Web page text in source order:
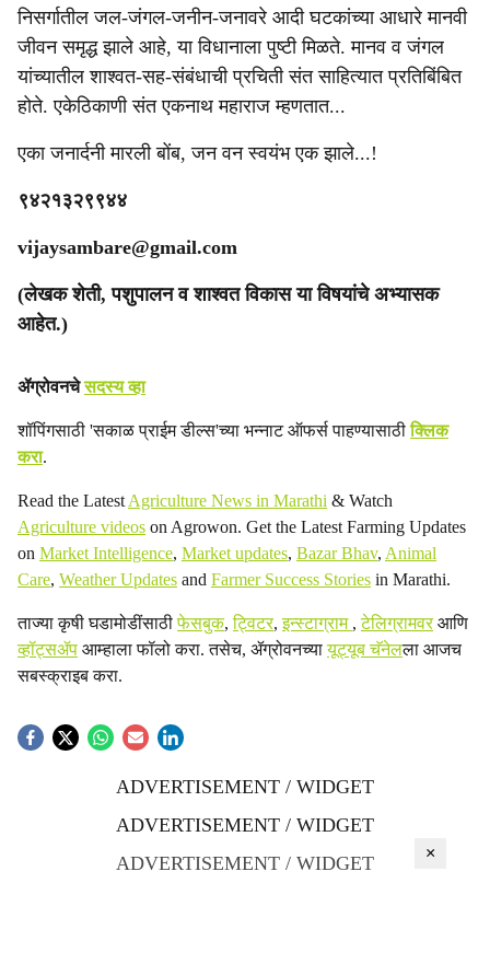
निसर्गातील जल-जंगल-जनीन-जनावरे आदी घटकांच्या आधारे मानवी
जीवन समृद्ध झाले आहे, या विधानाला पुष्टी मिळते. मानव व जंगल
यांच्यातील शाश्वत-सह-संबंधाची प्रचिती संत साहित्यात प्रतिबिंबित
होते. एकेठिकाणी संत एकनाथ महाराज म्हणतात...
एका जनार्दनी मारली बोंब, जन वन स्वयंभ एक झाले...!
९४२१३२९९४४
vijaysambare@gmail.com
(लेखक शेती, पशुपालन व शाश्‍वत विकास या विषयांचे अभ्यासक
आहेत.)
ॲग्रोवनचेसदस्य व्हा
शॉपिंगसाठी 'सकाळ प्राईम डील्स'च्या भन्नाट ऑफर्स पाहण्यासाठीक्लिक
करा.
Read the Latest Agriculture News in Marathi & Watch
Agriculture videos on Agrowon. Get the Latest Farming Updates
on Market Intelligence, Market updates, Bazar Bhav, Animal
Care, Weather Updates and Farmer Success Stories in Marathi.
ताज्या कृषी घडामोडींसाठीफेसबुक,ट्विटर,इन्स्टाग्राम ,टेलिग्रामवरआणि
व्हॉट्सॲप आम्हाला फॉलो करा. तसेच, ॲग्रोवनच्यायूट्यूब चॅनेलला आजच
सबस्क्राइब करा.
ADVERTISEMENT / WIDGET
ADVERTISEMENT / WIDGET
ADVERTISEMENT / WIDGET
×